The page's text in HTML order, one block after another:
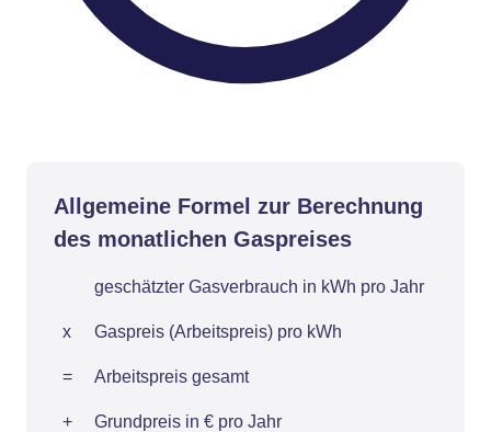
Allgemeine Formel zur Berechnung
des monatlichen Gaspreises
geschätzter Gasverbrauch in kWh pro Jahr
x Gaspreis (Arbeitspreis) pro kWh
= Arbeitspreis gesamt
+ Grundpreis in € pro Jahr